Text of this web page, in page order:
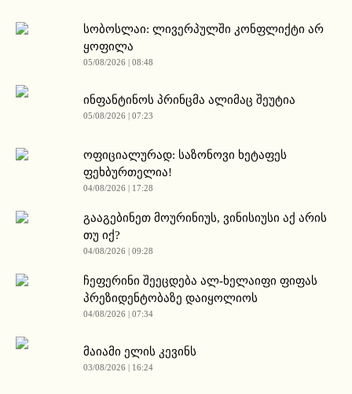
სობოსლაი: ლივერპულში კონფლიქტი არ
ყოფილა
05/08/2026 | 08:48
ინფანტინოს პრინცმა ალიმაც შეუტია
05/08/2026 | 07:23
ოფიციალურად: საზონოვი ხეტაფეს
ფეხბურთელია!
04/08/2026 | 17:28
გააგებინეთ მოურინიუს, ვინისიუსი აქ არის
თუ იქ?
04/08/2026 | 09:28
ჩეფერინი შეეცდება ალ-ხელაიფი ფიფას
პრეზიდენტობაზე დაიყოლიოს
04/08/2026 | 07:34
მაიამი ელის კევინს
03/08/2026 | 16:24